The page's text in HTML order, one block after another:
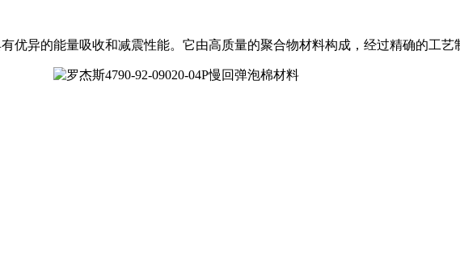
优异的能量吸收和减震性能。它由高质量的聚合物材料构成，经过精确的工艺